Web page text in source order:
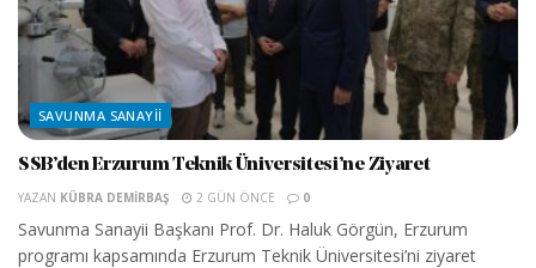
SAVUNMA SANAYII
SSB’den Erzurum Teknik Üniversitesi’ne Ziyaret
YAZAN KÜBRA DEMIRBAŞ 2 GÜN ÖNCE 0
Savunma Sanayii Başkanı Prof. Dr. Haluk Görgün, Erzurum
programı kapsamında Erzurum Teknik Üniversitesi’ni ziyaret